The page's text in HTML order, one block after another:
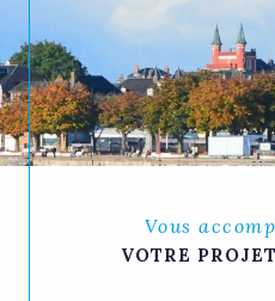
Vous
VOTRE